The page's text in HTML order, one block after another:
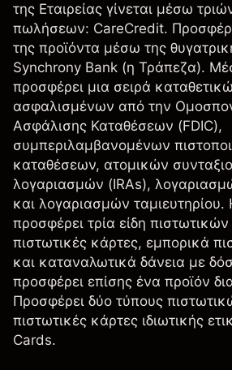
της Εταιρείας γίνεται μέσω
πωλήσεων: CareCredit.
της προϊόντα μέσω της
Synchrony Bank (η Τράπεζα).
προσφέρει μια σειρά
ασφαλισμένων από την
Ασφάλισης Καταθέσεων (FDIC),
συμπεριλαμβανομένων
καταθέσεων, ατομικών
λογαριασμών (IRAs),
και λογαριασμών ταμιευτηρίου.
προσφέρει τρία είδη
πιστωτικές κάρτες, εμπορικά
και καταναλωτικά δάνεια με
προσφέρει επίσης ένα προϊόν
Προσφέρει δύο τύπους
πιστωτικές κάρτες ιδιωτικής
Cards.